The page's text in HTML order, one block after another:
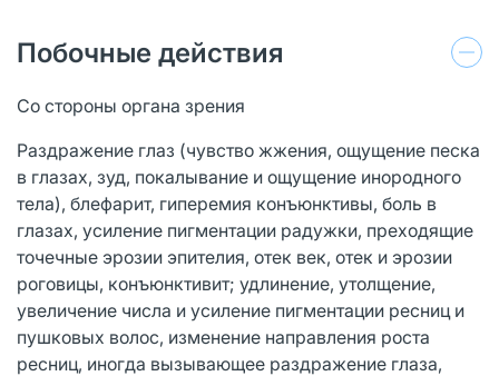
Побочные действия
Со стороны органа зрения
Раздражение глаз (чувство жжения, ощущение песка
в глазах, зуд, покалывание и ощущение инородного
тела), блефарит, гиперемия конъюнктивы, боль в
глазах, усиление пигментации радужки, преходящие
точечные эрозии эпителия, отек век, отек и эрозии
роговицы, конъюнктивит; удлинение, утолщение,
увеличение числа и усиление пигментации ресниц и
пушковых волос, изменение направления роста
ресниц, иногда вызывающее раздражение глаза,